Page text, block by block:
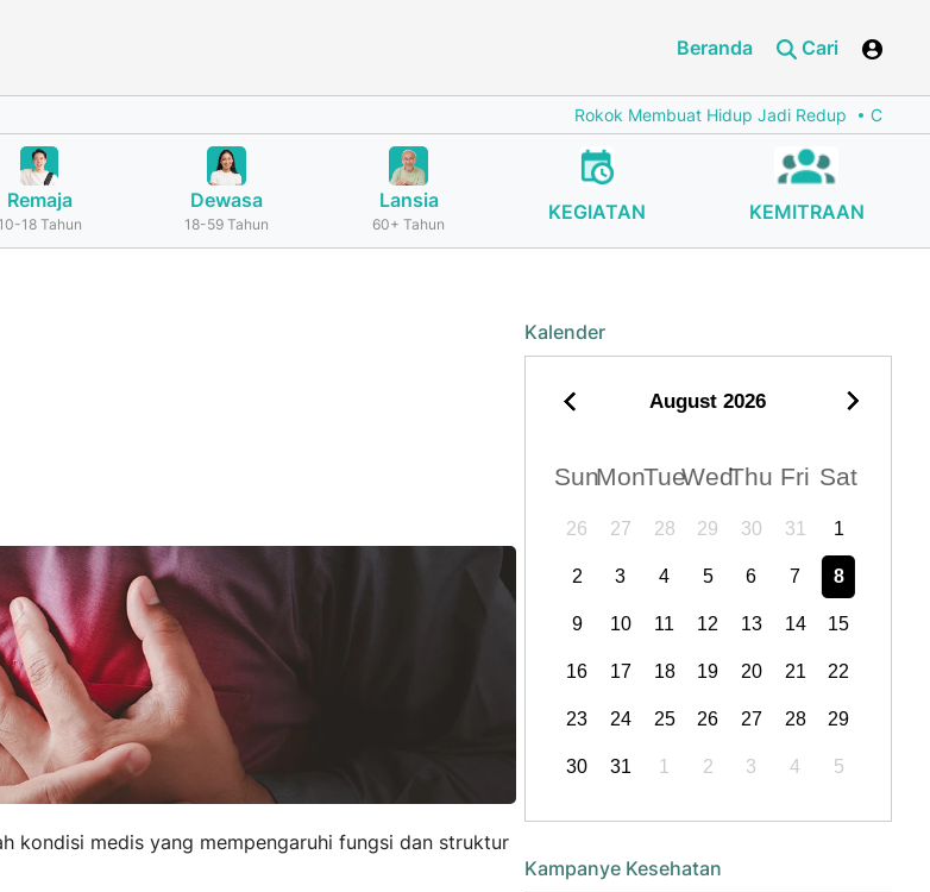
Beranda Cari
Rokok Membuat Hidup Jadi Redup Cegah
Remaja
10-18 Tahun
Dewasa
18-59 Tahun
Lansia
60+ Tahun
KEGIATAN KEMITRAAN
kondisi medis yang mempengaruhi fungsi dan struktur
Kalender
August 2026
SunMonTueWedThu Fri Sat
26 27 28 29 30 31 1
2 3 4 5 6 7 8
9 10 11 12 13 14 15
16 17 18 19 20 21 22
23 24 25 26 27 28 29
30 31 1 2 3 4 5
Kampanye Kesehatan